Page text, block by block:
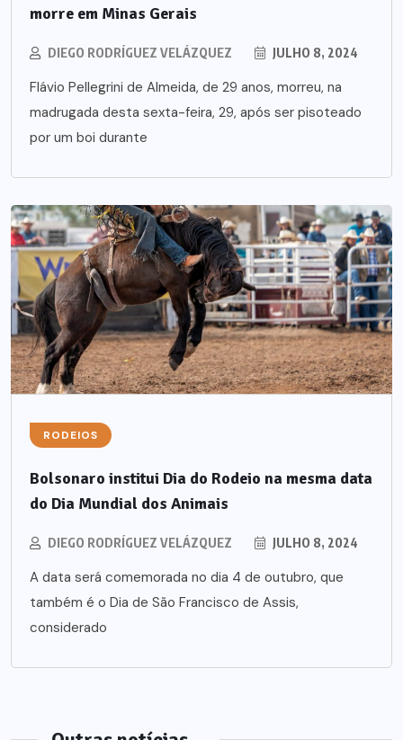
morre em Minas Gerais
DIEGO RODRÍGUEZ VELÁZQUEZ JULHO 8, 2024
Flávio Pellegrini de Almeida, de 29 anos, morreu, na
madrugada desta sexta-feira, 29, após ser pisoteado
por um boi durante
RODEIOS
Bolsonaro institui Dia do Rodeio na mesma data
do Dia Mundial dos Animais
DIEGO RODRÍGUEZ VELÁZQUEZ JULHO 8, 2024
A data será comemorada no dia 4 de outubro, que
também é o Dia de São Francisco de Assis,
considerado